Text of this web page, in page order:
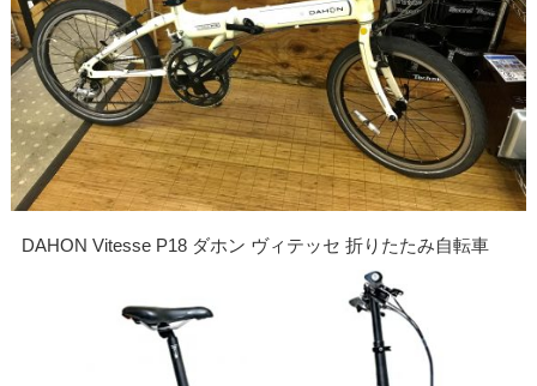
DAHON Vitesse P18 ダホン ヴィテッセ 折りたたみ自転車